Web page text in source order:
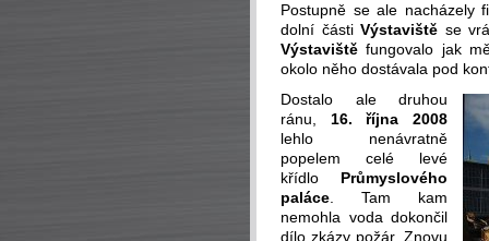
Postupně se ale nacházely
dolní částiVýstaviště se
Výstavištěfungovalo jak
okolo něho dostávala pod
Dostalo ale druhou
ránu, 16. října 2008
lehlo nenávratně
popelem celé levé
křídlo Průmyslového
paláce . Tam kam
nemohla voda dokončil
dílo zkázy požár. Znovu